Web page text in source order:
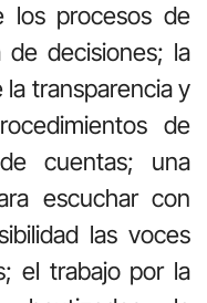
los procesos de
decisiones; la
transparencia y
de
cuentas; una
escuchar con
las voces
el trabajo por la